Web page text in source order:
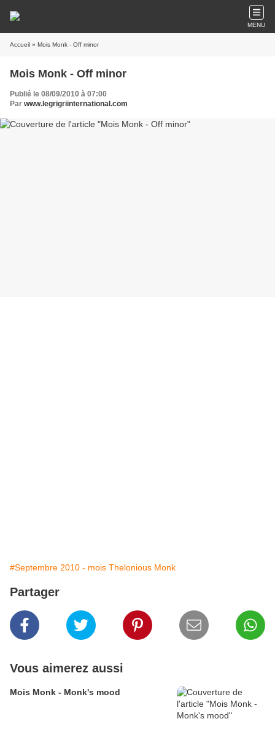
MENU
Accueil » Mois Monk - Off minor
Mois Monk - Off minor
Publié le 08/09/2010 à 07:00
Par www.legrigriinternational.com
#Septembre 2010 - mois Thelonious Monk
Partager
Vous aimerez aussi
Mois Monk - Monk's mood